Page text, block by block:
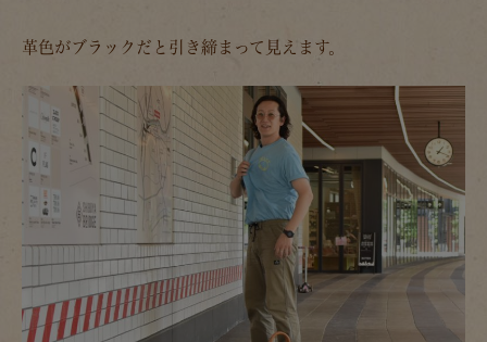
革色がブラックだと引き締まって見えます。